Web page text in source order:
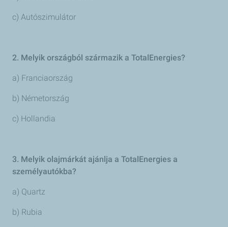
c) Autószimulátor
2. Melyik országból származik a TotalEnergies?
a) Franciaország
b) Németország
c) Hollandia
3. Melyik olajmárkát ajánlja a TotalEnergies a
személyautókba?
a) Quartz
b) Rubia